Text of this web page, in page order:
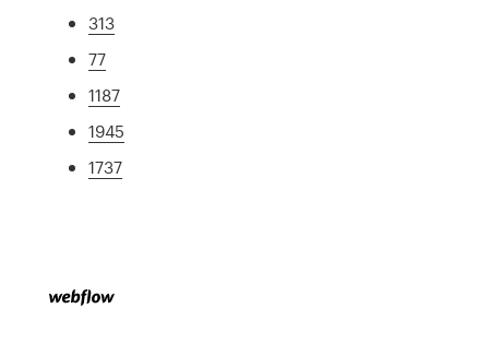
313
77
1187
1945
1737